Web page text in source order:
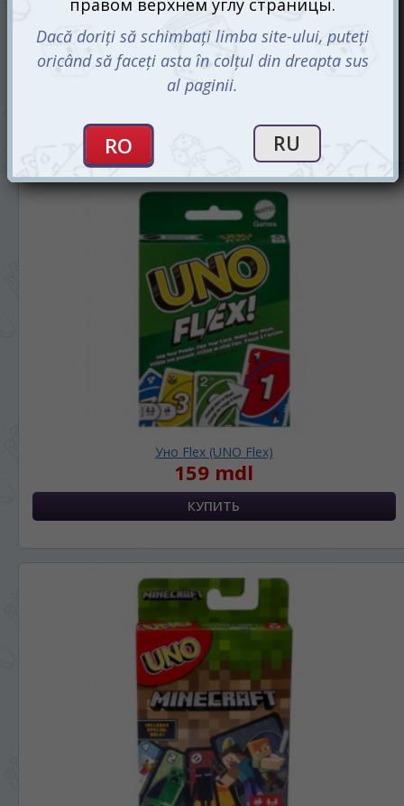
Уно Все безумные (UNO All Wild)
159 mdl
Уно Flex (UNO Flex)
159 mdl